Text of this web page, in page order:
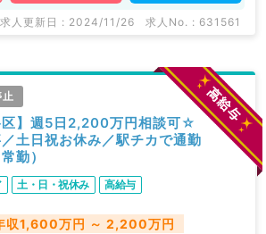
求人更新日 : 2024/11/26 求人No. : 631561
区】週5日2,200万円相談可☆
土日祝お休み／駅チカで通勤
勤）
土・日・祝休み 高給与
収1,600万円 ～ 2,200万円